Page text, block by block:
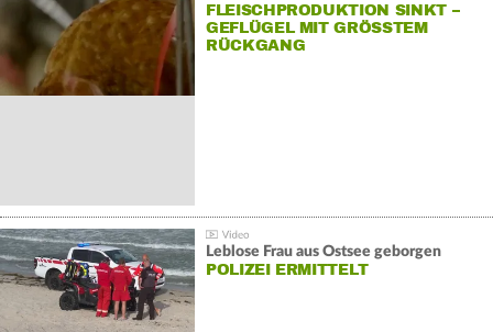
FLEISCHPRODUKTION SINKT –
GEFLÜGEL MIT GRÖSSTEM R
ÜCKGANG
Leblose Frau aus Ostsee geborgen
POLIZEI ERMITTELT